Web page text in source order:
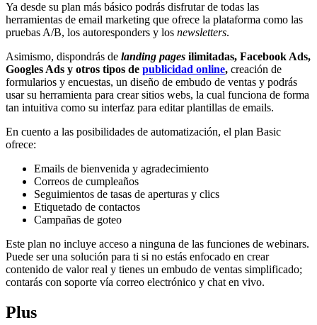
Ya desde su plan más básico podrás disfrutar de todas las
herramientas de email marketing que ofrece la plataforma como las
pruebas A/B, los autoresponders y los newsletters.
Asimismo, dispondrás de landing pages ilimitadas, Facebook Ads,
Googles Ads y otros tipos de publicidad online, creación de
formularios y encuestas, un diseño de embudo de ventas y podrás
usar su herramienta para crear sitios webs, la cual funciona de forma
tan intuitiva como su interfaz para editar plantillas de emails.
En cuento a las posibilidades de automatización, el plan Basic
ofrece:
Emails de bienvenida y agradecimiento
Correos de cumpleaños
Seguimientos de tasas de aperturas y clics
Etiquetado de contactos
Campañas de goteo
Este plan no incluye acceso a ninguna de las funciones de webinars.
Puede ser una solución para ti si no estás enfocado en crear
contenido de valor real y tienes un embudo de ventas simplificado;
contarás con soporte vía correo electrónico y chat en vivo.
Plus